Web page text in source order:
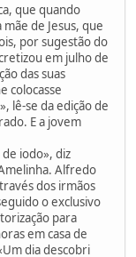
que quando
de Jesus, que
por sugestão do
em julho de
das suas
colocasse
lê-se da edição de
E a jovem
iodo», diz
Alfredo
dos irmãos
o exclusivo
para
em casa de
dia descobri